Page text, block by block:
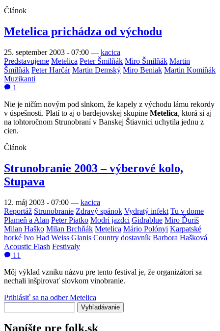
Článok
Metelica prichádza od východu
25. september 2003 - 07:00 — kacica
Predstavujeme Metelica Peter Šmilňák Miro Šmilňák Martin
Šmilňák Peter Harčár Martin Demský Miro Beniak Martin Komiňák
Muzikanti
1
Nie je ničím novým pod slnkom, že kapely z východu lámu rekordy
v úspešnosti. Platí to aj o bardejovskej skupine Metelica, ktorá si aj
na tohtoročnom Strunobraní v Banskej Štiavnici uchytila jednu z
cien.
Článok
Strunobranie 2003 – výberové kolo,
Stupava
12. máj 2003 - 07:00 — kacica
Reportáž Strunobranie Zdravý spánok Vydratý infekt Tu v dome
Plameň a Alan Peter Piatko Modrí jazdci Gidrablue Miro Ďuriš
Milan Haško Milan Brchňák Metelica Mário Polónyi Karpatské
horké Ivo Had Weiss Glanis Country dostavník Barbora Hašková
Acoustic Flash Festivaly
11
Môj výklad vzniku názvu pre tento festival je, že organizátori sa
nechali inšpirovať slovkom vinobranie.
Prihlásiť sa na odber Metelica
Napíšte pre folk.sk